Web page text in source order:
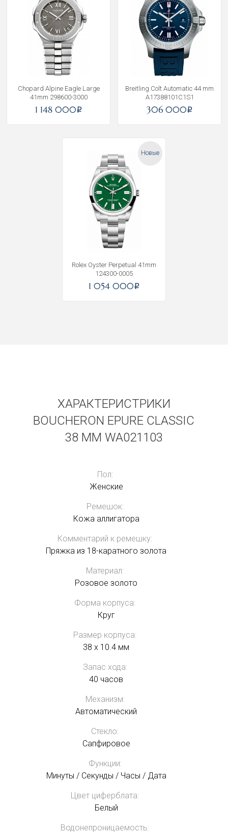
Chopard Alpine Eagle Large
41mm 298600-3000
1 148 000i
Breitling Colt Automatic 44 mm
A17388101C1S1
306 000i
Новые
Rolex Oyster Perpetual 41mm
124300-0005
1 054 000i
ХАРАКТЕРИСТРИКИ
BOUCHERON EPURE CLASSIC
38 MM WA021103
Пол:
Женские
Ремешок:
Кожа аллигатора
Комментарий к ремешку:
Пряжка из 18-каратного золота
Материал:
Розовое золото
Форма корпуса:
Круг
Размер корпуса:
38 x 10.4 мм
Запас хода:
40 часов
Механизм:
Автоматический
Стекло:
Сапфировое
Функции:
Минуты / Секунды / Часы / Дата
Цвет циферблата:
Белый
Водонепроницаемость:
Получать на почту